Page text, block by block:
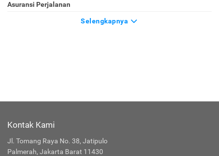
Asuransi Perjalanan
Selengkapnya
Kontak Kami
Jl. Tomang Raya No. 38, Jatipulo
Palmerah, Jakarta Barat 11430